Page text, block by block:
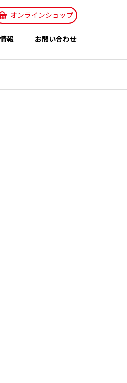
オンラインショップ
報 お問い合わせ